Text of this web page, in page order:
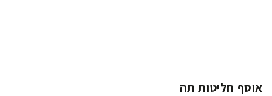
אוסף חליטות תה